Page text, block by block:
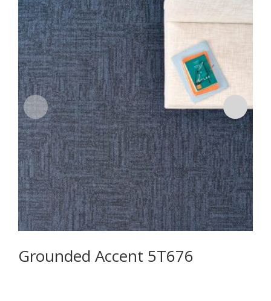
Grounded Accent 5T676